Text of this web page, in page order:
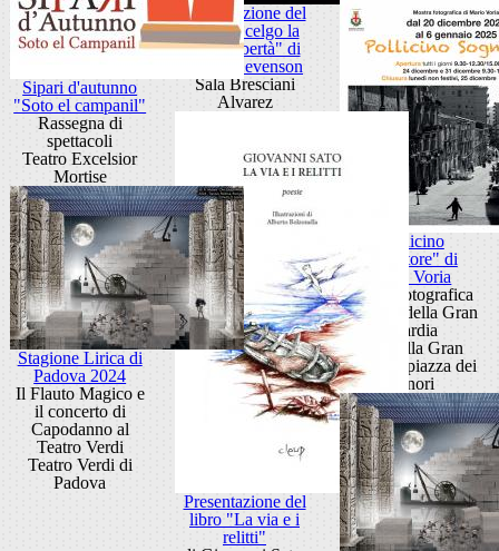
Presentazione del
libro "Scelgo la
piena libertà" di
Lester Levenson
Sala Bresciani
Alvarez
Sipari d'autunno
"Soto el campanil"
Rassegna di
spettacoli
Teatro Excelsior
Mortise
"Pollicino
Sognatore" di
Mario Voria
Mostra fotografica
alla Sala della Gran
Guardia
Sala della Gran
Guardia, piazza dei
Signori
Presentazione del
libro "La via e i
relitti"
Stagione Lirica di
Padova 2024
Il Flauto Magico e
il concerto di
Capodanno al
Teatro Verdi
Teatro Verdi di
Padova